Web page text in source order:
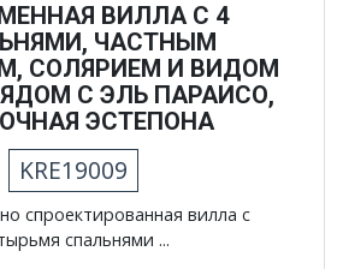
ВИЛЛА С 4
ЧАСТНЫМ
СОЛЯРИЕМ И ВИДОМ
С ЭЛЬ ПАРАИСО,
ЭСТЕПОНА
KRE19009
спроектированная вилла с
спальнями ...